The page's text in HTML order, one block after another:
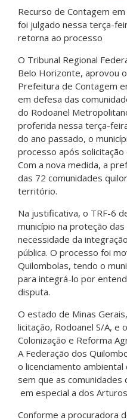
Recurso de Contagem
foi julgado nessa terça-
retorna ao processo
O Tribunal Regional
Belo Horizonte, aprovou
Prefeitura de Contagem
em defesa das
do Rodoanel
proferida nessa terça-
do ano passado, o
processo após
Com a nova medida, a
das 72 comunidades
território.
Na justificativa, o TRF-6
município na proteção
necessidade da
pública. O processo foi
Quilombolas, tendo o
para integrá-lo por
disputa.
O estado de Minas
licitação, Rodoanel S/A, e
Colonização e Reforma
A Federação dos
o licenciamento
sem que as comunidades
em especial a dos
Conforme a procuradora